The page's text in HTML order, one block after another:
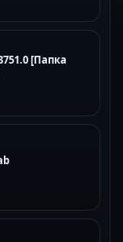
[Папка